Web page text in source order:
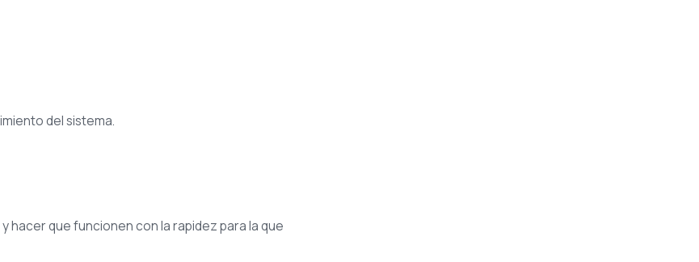
del sistema.
hacer que funcionen con la rapidez para la que